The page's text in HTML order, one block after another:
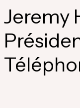
Jeremy